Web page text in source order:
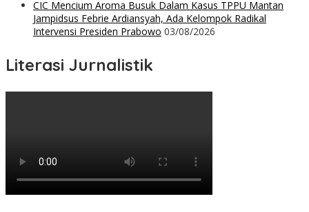
CIC Mencium Aroma Busuk Dalam Kasus TPPU Mantan
Jampidsus Febrie Ardiansyah, Ada Kelompok Radikal
Intervensi Presiden Prabowo 03/08/2026
Literasi Jurnalistik